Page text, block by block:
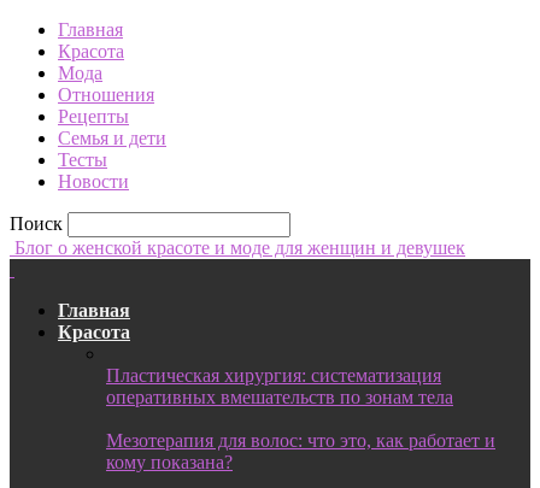
Главная
Красота
Мода
Отношения
Рецепты
Семья и дети
Тесты
Новости
Поиск
Блог о женской красоте и моде для женщин и девушек
Главная
Красота
Пластическая хирургия: систематизация
оперативных вмешательств по зонам тела
Мезотерапия для волос: что это, как работает и
кому показана?